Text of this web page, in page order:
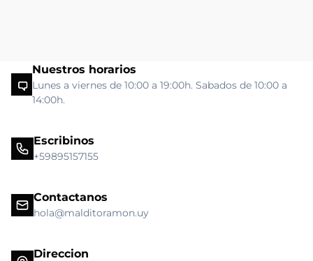
Nuestros horarios
Lunes a viernes de 10:00 a 19:00h. Sabados de 10:00 a
14:00h.
Escribinos
+59895157155
Contactanos
hola@malditoramon.uy
Direccion